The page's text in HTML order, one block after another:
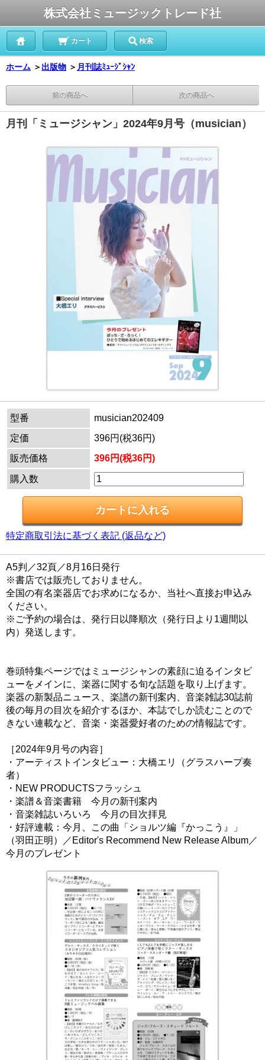
株式会社ミュージックトレード社
カート 検索
ホーム ＞ 出版物 ＞ 月刊誌ﾐｭｰｼﾞｼｬﾝ
前の商品へ 次の商品へ
月刊「ミュージシャン」2024年9月号（musician）
型番
musician202409
定価
396円(税36円)
販売価格
396円(税36円)
購入数
特定商取引法に基づく表記 (返品など)
A5判／32頁／8月16日発行
※書店では販売しておりません。
全国の有名楽器店でお求めになるか、当社へ直接お申込み
ください。
※ご予約の場合は、発行日以降順次（発行日より1週間以
内）発送します。
巻頭特集ページではミュージシャンの素顔に迫るインタビ
ューをメインに、楽器に関する旬な話題を取り上げます。
楽器の新製品ニュース、楽譜の新刊案内、音楽雑誌30誌前
後の毎月の目次を紹介するほか、本誌でしか読むことので
きない連載など、音楽・楽器愛好者のための情報誌です。
［2024年9月号の内容］
・アーティストインタビュー：大橋エリ（グラスハープ奏
者）
・NEW PRODUCTSフラッシュ
・楽譜＆音楽書籍 今月の新刊案内
・音楽雑誌いろいろ 今月の目次拝見
・好評連載：今月、この曲「ショルツ編『かっこう』」
（羽田正明）／Editor's Recommend New Release Album／
今月のプレゼント